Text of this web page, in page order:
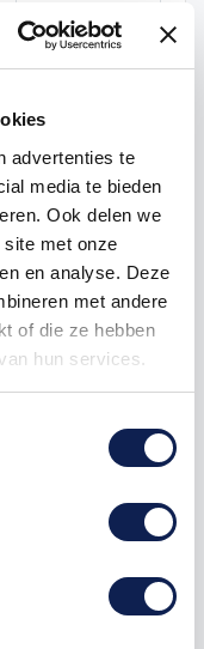
advertenties te
media te bieden
Ook delen we
met onze
en analyse. Deze
met andere
of die ze hebben
hun services.
BMX Fiets